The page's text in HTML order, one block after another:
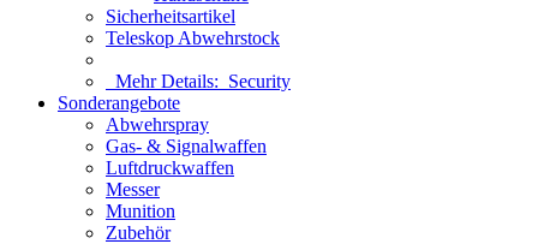
Sicherheitsartikel
Teleskop Abwehrstock
Mehr Details: Security
Sonderangebote
Abwehrspray
Gas- & Signalwaffen
Luftdruckwaffen
Messer
Munition
Zubehör